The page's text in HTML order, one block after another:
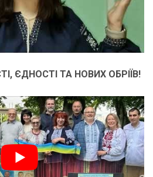
ЄДНОСТІ ТА НОВИХ ОБРІЇВ!